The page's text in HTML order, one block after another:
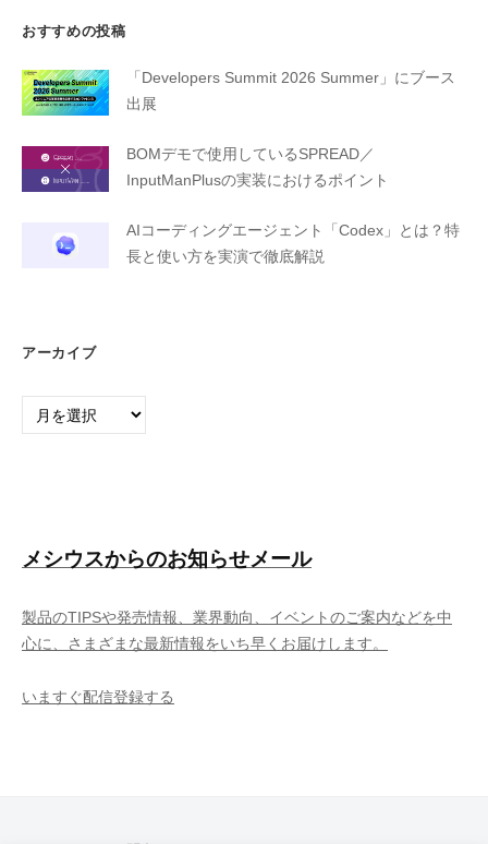
おすすめの投稿
「Developers Summit 2026 Summer」にブース
出展
BOMデモで使用しているSPREAD／
InputManPlusの実装におけるポイント
AIコーディングエージェント「Codex」とは？特
長と使い方を実演で徹底解説
アーカイブ
ア
メシウスからのお知らせメール
製品のTIPSや発売情報、業界動向、イベントのご案内などを中
心に、さまざまな最新情報をいち早くお届けします。
いますぐ配信登録する